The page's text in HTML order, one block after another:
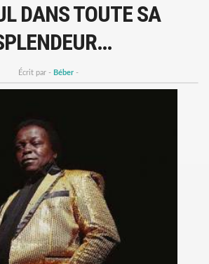
DANS TOUTE SA
Écrit par - Béber -